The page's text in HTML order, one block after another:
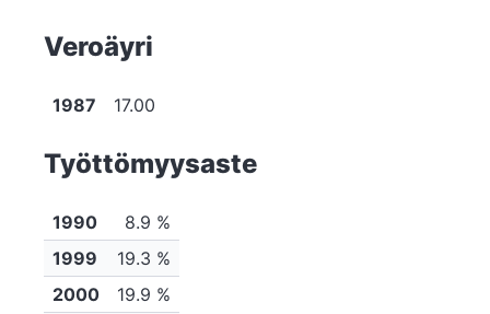
Veroäyri
1987 17.00
Työttömyysaste
1990
8.9 %
1999
19.3 %
2000
19.9 %